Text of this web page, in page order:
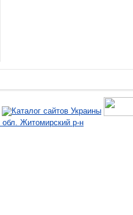
Житомирский р-н